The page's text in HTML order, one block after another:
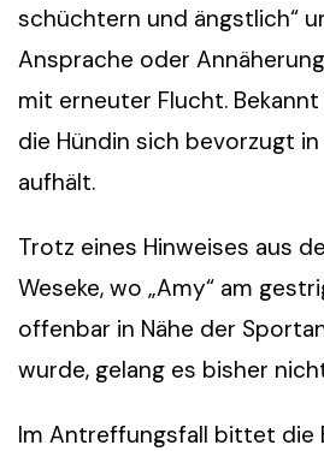
schüchtern und ängstlich“
Ansprache oder
mit erneuter Flucht.
die Hündin sich bevorzugt
aufhält.
Trotz eines Hinweises aus
Weseke, wo „Amy“ am
offenbar in Nähe der
wurde, gelang es bisher
Im Antreffungsfall bittet die